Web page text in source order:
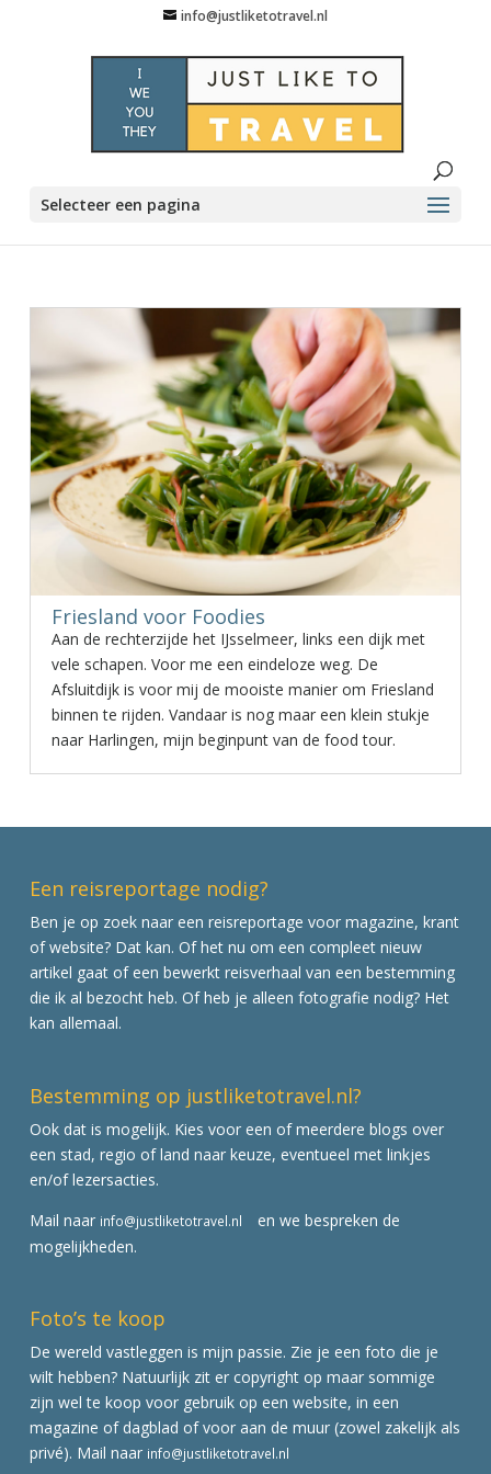
info@justliketotravel.nl
Selecteer een pagina
Friesland voor Foodies
Aan de rechterzijde het IJsselmeer, links een dijk met
vele schapen. Voor me een eindeloze weg. De
Afsluitdijk is voor mij de mooiste manier om Friesland
binnen te rijden. Vandaar is nog maar een klein stukje
naar Harlingen, mijn beginpunt van de food tour.
Een reisreportage nodig?
Ben je op zoek naar een reisreportage voor magazine, krant
of website? Dat kan. Of het nu om een compleet nieuw
artikel gaat of een bewerkt reisverhaal van een bestemming
die ik al bezocht heb. Of heb je alleen fotografie nodig? Het
kan allemaal.
Bestemming op justliketotravel.nl?
Ook dat is mogelijk. Kies voor een of meerdere blogs over
een stad, regio of land naar keuze, eventueel met linkjes
en/of lezersacties.
Mail naar info@justliketotravel.nl
en we bespreken de
mogelijkheden.
Foto’s te koop
De wereld vastleggen is mijn passie. Zie je een foto die je
wilt hebben? Natuurlijk zit er copyright op maar sommige
zijn wel te koop voor gebruik op een website, in een
magazine of dagblad of voor aan de muur (zowel zakelijk als
privé). Mail naar info@justliketotravel.nl